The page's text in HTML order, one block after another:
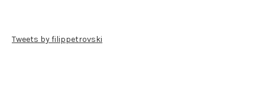
Tweets by filippetrovski